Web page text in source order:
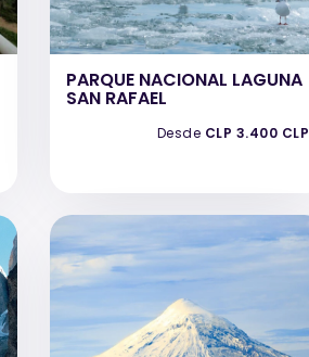
PARQUE NACIONAL LAGUNA
SAN RAFAEL
Desde CLP 3.400 CLP